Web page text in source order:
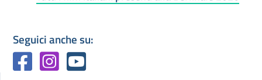
Seguici anche su: